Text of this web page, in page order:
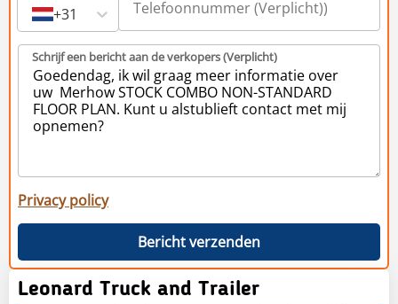
+31
Schrijf een bericht aan de verkopers (Verplicht)
Privacy policy
Bericht verzenden
Leonard Truck and Trailer